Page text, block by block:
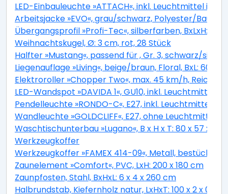
LED-Einbauleuchte »ATTACH«, inkl. Leuchtmittel in
Arbeitsjacke »EVO«, grau/schwarz, Polyester/
Übergangsprofil »Profi-Tec«, silberfarben, BxLxH: 34 x
Weihnachtskugel, Ø: 3 cm, rot, 28 Stück
Halfter »Mustang«, passend für , Gr. 3, schwarz/
Liegenauflage »Living«, beige/braun, Floral, BxL: 60 x
Elektroroller »Chopper Two«, max. 45 km/h,
LED-Wandspot »DAVIDA 1«, GU10, inkl. Leuchtmittel
Pendelleuchte »RONDO-C«, E27, inkl. Leuchtmittel in
Wandleuchte »GOLDCLIFF«, E27, ohne Leuchtmittel
Waschtischunterbau »Lugano«, B x H x T: 80 x 57 x
Werkzeugkoffer
Werkzeugkoffer »FAMEX 414-09«, Metall, bestückt,
Zaunelement »Comfort«, PVC, LxH: 200 x 180 cm
Zaunpfosten, Stahl, BxHxL: 6 x 4 x 260 cm
Halbrundstab, Kiefernholz natur, LxHxT: 100 x 2 x 0,9